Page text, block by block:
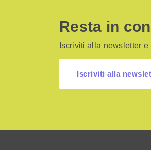
Resta in
Iscriviti alla newsletter
Iscriviti alla